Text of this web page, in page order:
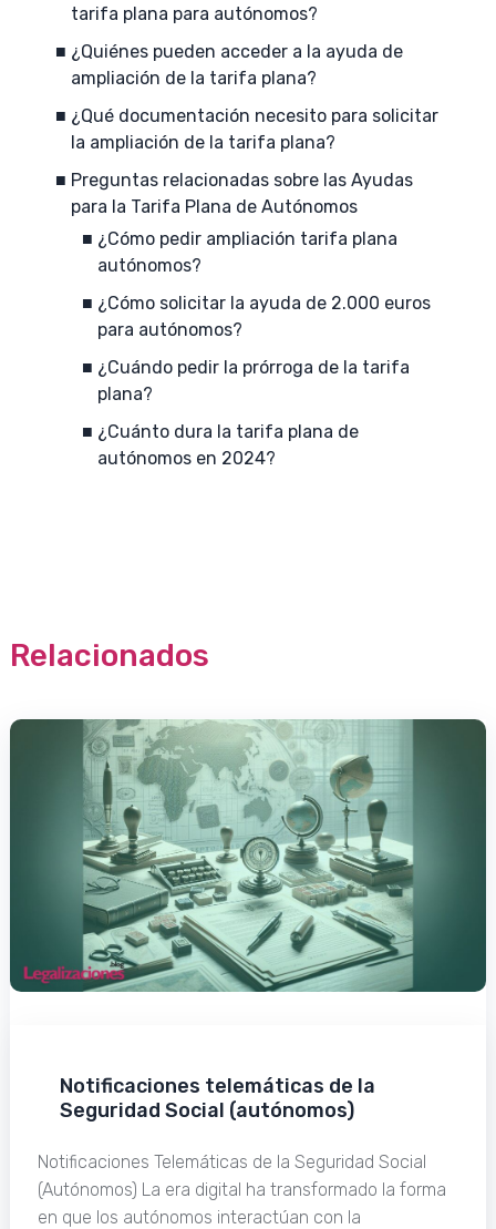
tarifa plana para autónomos?
¿Quiénes pueden acceder a la ayuda de
ampliación de la tarifa plana?
¿Qué documentación necesito para solicitar
la ampliación de la tarifa plana?
Preguntas relacionadas sobre las Ayudas
para la Tarifa Plana de Autónomos
¿Cómo pedir ampliación tarifa plana
autónomos?
¿Cómo solicitar la ayuda de 2.000 euros
para autónomos?
¿Cuándo pedir la prórroga de la tarifa
plana?
¿Cuánto dura la tarifa plana de
autónomos en 2024?
Relacionados
Notificaciones telemáticas de la
Seguridad Social (autónomos)
Notificaciones Telemáticas de la Seguridad Social
(Autónomos) La era digital ha transformado la forma
en que los autónomos interactúan con la